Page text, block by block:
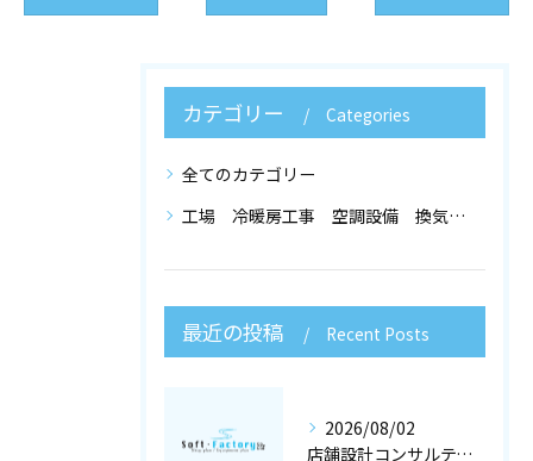
カテゴリー Categories
全てのカテゴリー
工場 冷暖房工事 空調設備 換気設備 店舗設計
最近の投稿 Recent Posts
2026/08/02
店舗設計コンサルティングと冷暖房工事で快適な空調設備を大阪府大阪市で実現するポイント